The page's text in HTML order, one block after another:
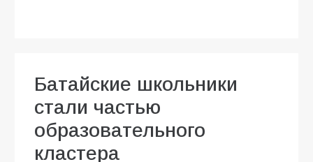
Батайские школьники
стали частью
образовательного
кластера